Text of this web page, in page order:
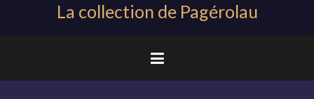
La collection de Pagérolau